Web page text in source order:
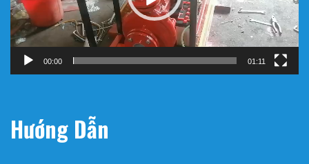
00:00 01:11
Hướng Dẫn